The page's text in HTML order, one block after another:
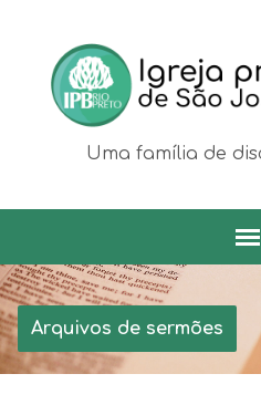
Uma família de
Arquivos de sermões